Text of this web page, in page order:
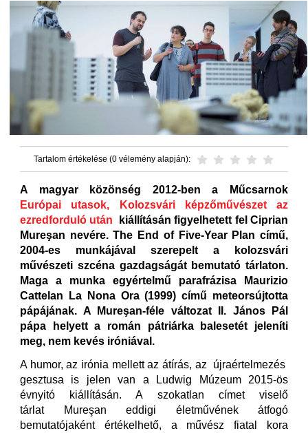
Tartalom értékelése (0 vélemény alapján):
A magyar közönség 2012-ben a Műcsarnok
Európai
utasok, Kolozsvári képzőművészet
az
ezredforduló után kiállításán figyelhetett fel Ciprian
Mureşan nevére. The End of Five-Year Plan című,
2004-es munkájával szerepelt a kolozsvári
művészeti szcéna gazdagságát bemutató tárlaton.
Maga a munka egyértelmű parafrázisa Maurizio
Cattelan La Nona Ora (1999) című meteorsújtotta
pápájának. A Mureşan-féle változat II. János Pál
pápa helyett a román pátriárka balesetét jeleníti
meg, nem kevés iróniával.
A humor, az irónia mellett az átírás, az újraértelmezés
gesztusa is jelen van a Ludwig Múzeum 2015-ös
évnyitó kiállításán. A szokatlan címet viselő
tárlat Mureşan eddigi életművének átfogó
bemutatójaként értékelhető, a művész fiatal kora